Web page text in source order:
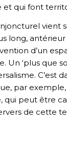
et qui font
vient
long, antérieur
d’un
Un ‘plus que
C’est
par
qui peut être
de cette